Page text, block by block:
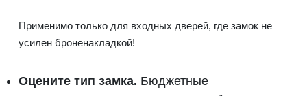
Применимо только для входных дверей, где замок не
усилен броненакладкой!
Оцените тип замка. Бюджетные